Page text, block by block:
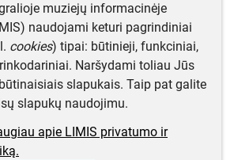
muziejų informacinėje
naudojami keturi pagrindiniai
cookies) tipai: būtinieji, funkciniai,
Naršydami toliau Jūs
slapukais. Taip pat galite
slapukų naudojimu.
apie LIMIS privatumo ir